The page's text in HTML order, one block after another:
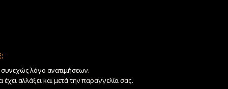
συνεχώς λόγο ανατιμήσεων.
έχει αλλάξει και μετά την παραγγελία σας.